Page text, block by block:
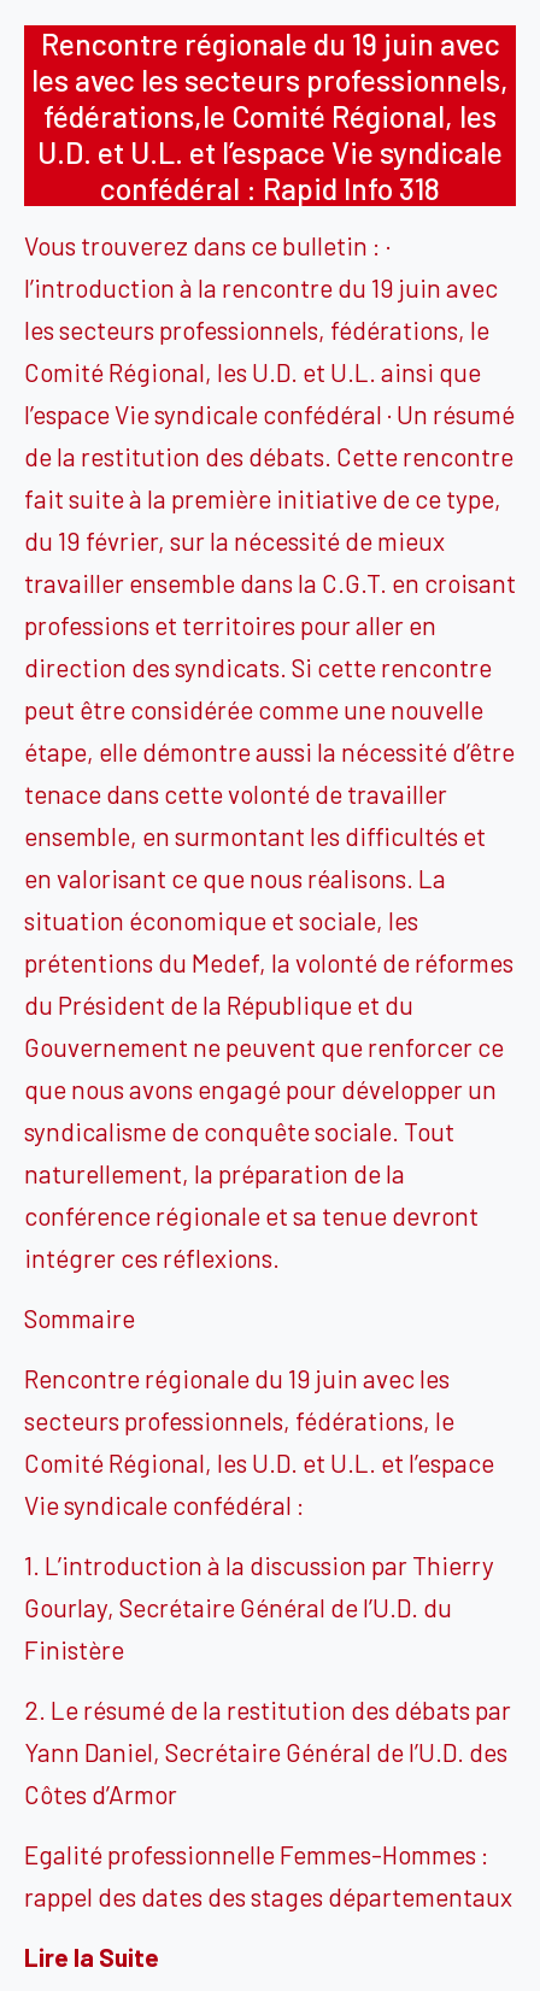
Rencontre régionale du 19 juin avec
les avec les secteurs professionnels,
fédérations,le Comité Régional, les
U.D. et U.L. et l’espace Vie syndicale
confédéral : Rapid Info 318
Vous trouverez dans ce bulletin : ·
l’introduction à la rencontre du 19 juin avec
les secteurs professionnels, fédérations, le
Comité Régional, les U.D. et U.L. ainsi que
l’espace Vie syndicale confédéral · Un résumé
de la restitution des débats. Cette rencontre
fait suite à la première initiative de ce type,
du 19 février, sur la nécessité de mieux
travailler ensemble dans la C.G.T. en croisant
professions et territoires pour aller en
direction des syndicats. Si cette rencontre
peut être considérée comme une nouvelle
étape, elle démontre aussi la nécessité d’être
tenace dans cette volonté de travailler
ensemble, en surmontant les difficultés et
en valorisant ce que nous réalisons. La
situation économique et sociale, les
prétentions du Medef, la volonté de réformes
du Président de la République et du
Gouvernement ne peuvent que renforcer ce
que nous avons engagé pour développer un
syndicalisme de conquête sociale. Tout
naturellement, la préparation de la
conférence régionale et sa tenue devront
intégrer ces réflexions.
Sommaire
Rencontre régionale du 19 juin avec les
secteurs professionnels, fédérations, le
Comité Régional, les U.D. et U.L. et l’espace
Vie syndicale confédéral :
1. L’introduction à la discussion par Thierry
Gourlay, Secrétaire Général de l’U.D. du
Finistère
2. Le résumé de la restitution des débats par
Yann Daniel, Secrétaire Général de l’U.D. des
Côtes d’Armor
Egalité professionnelle Femmes-Hommes :
rappel des dates des stages départementaux
Lire la Suite